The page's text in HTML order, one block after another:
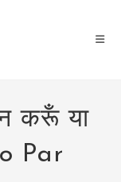
करूँ या
Par